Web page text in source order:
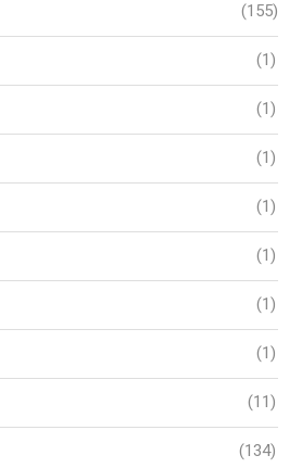
(155)
(1)
(1)
(1)
(1)
(1)
(1)
(1)
(11)
(134)